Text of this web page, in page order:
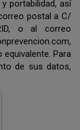
portabilidad, así
postal a C/
o al correo
Para
de sus datos,